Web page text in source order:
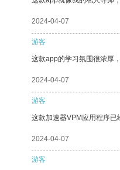
2024-04-07
游客
这款app的学习氛围很浓厚
2024-04-07
游客
这款加速器VPM应用程序
2024-04-07
游客